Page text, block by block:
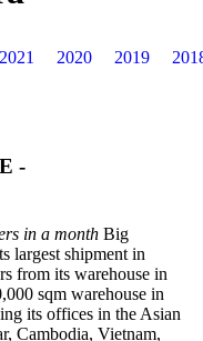
2021 2020 2019
-
in a month Big
largest shipment in
from its warehouse in
sqm warehouse in
its offices in the Asian
Cambodia, Vietnam,